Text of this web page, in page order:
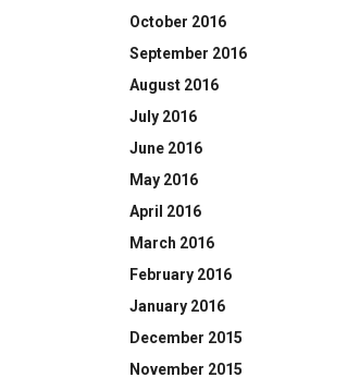
October 2016
September 2016
August 2016
July 2016
June 2016
May 2016
April 2016
March 2016
February 2016
January 2016
December 2015
November 2015